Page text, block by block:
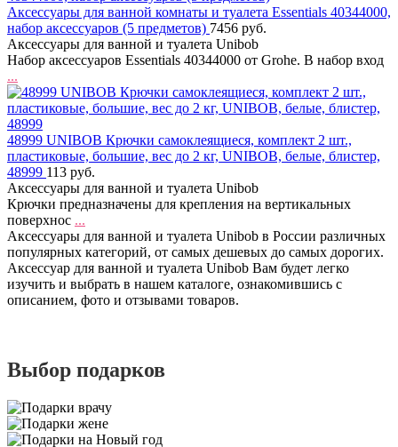
Аксессуары для ванной комнаты и туалета Essentials 40344000,
набор аксессуаров (5 предметов) 7456 руб.
Аксессуары для ванной и туалета Unibob
Набор аксессуаров Essentials 40344000 от Grohe. В набор вход
...
48999 UNIBOB Крючки самоклеящиеся, комплект 2 шт.,
пластиковые, большие, вес до 2 кг, UNIBOB, белые, блистер,
48999 113 руб.
Аксессуары для ванной и туалета Unibob
Крючки предназначены для крепления на вертикальных
поверхнос ...
Аксессуары для ванной и туалета Unibob в России различных
популярных категорий, от самых дешевых до самых дорогих.
Аксессуар для ванной и туалета Unibob Вам будет легко
изучить и выбрать в нашем каталоге, ознакомившись с
описанием, фото и отзывами товаров.
Выбор подарков